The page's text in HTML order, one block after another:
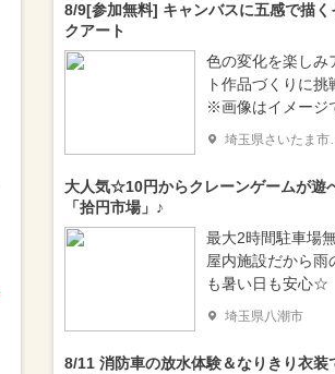
8/9[参加無料] キャンバスに五感で描く
クアート
色の変化を楽しみ
ト作品づくりに挑
※画像はイメージ
埼玉県さいたま市北区
大人気☆10円からクレーンゲームが遊
「拾円市場」♪
最大2時間駐車場無
屋内施設だから雨
も暑い日も安心☆
埼玉県八潮市
8/11 消防車の放水体験＆なりきり衣装